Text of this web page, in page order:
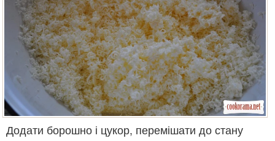
Додати борошно і цукор, перемішати до стану